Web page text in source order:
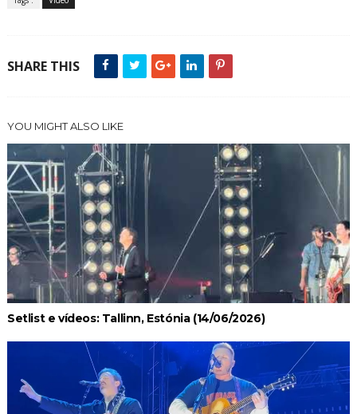
SHARE THIS
YOU MIGHT ALSO LIKE
Setlist e vídeos: Tallinn, Estónia (14/06/2026)